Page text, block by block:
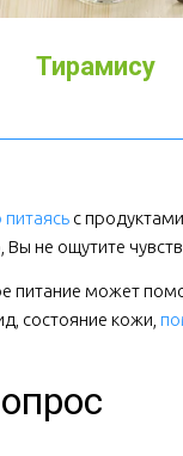
Тирамису
с
Вы не ощутите
питание может
состояние кожи,